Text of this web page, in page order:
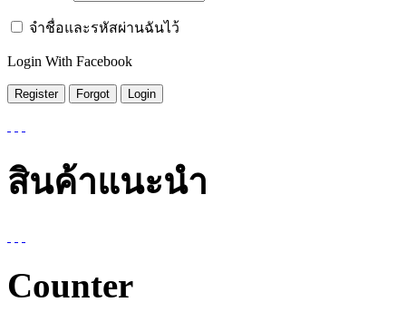
จำชื่อและรหัสผ่านฉันไว้
Login With Facebook
สินค้าแนะนำ
Counter